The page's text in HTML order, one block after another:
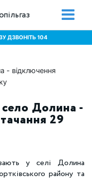
ДЗВОНІТЬ 104
Долина -
29
у селі Долина
району та